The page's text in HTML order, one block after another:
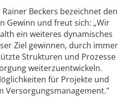
Beckers bezeichnet den
Gewinn und freut sich: „Wir
ein weiteres dynamisches
Ziel gewinnen, durch immer
Strukturen und Prozesse
weiterzuentwickeln.
für Projekte und
Versorgungsmanagement."